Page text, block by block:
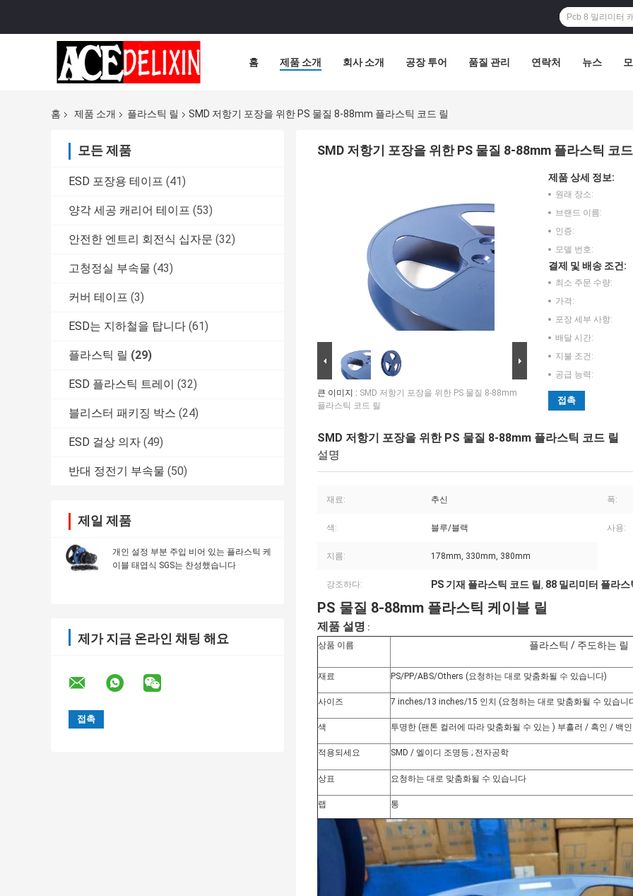
홈 제품 소개 회사 소개 공장 투어 품질 관리 연락처 뉴스
홈 제품 소개 플라스틱 릴 SMD 저항기 포장을 위한 PS 물질 8-88mm 플라스틱 코드 릴
모든 제품
ESD 포장용 테이프 (41)
양각 세공 캐리어 테이프 (53)
안전한 엔트리 회전식 십자문 (32)
고청정실 부속물 (43)
커버 테이프 (3)
ESD는 지하철을 탑니다 (61)
플라스틱 릴 (29)
ESD 플라스틱 트레이 (32)
블리스터 패키징 박스 (24)
ESD 걸상 의자 (49)
반대 정전기 부속물 (50)
제일 제품
개인 설정 부분 주입 비어 있는 플라스틱 케
이블 태엽식 SGS는 찬성했습니다
제가 지금 온라인 채팅 해요
SMD 저항기 포장을 위한 PS 물질 8-88mm 플라스틱 코
큰 이미지 : SMD 저항기 포장을 위한 PS 물질 8-88mm
플라스틱 코드 릴
제품 상세 정보:
원래 장소:
브랜드 이름:
인증:
모델 번호:
결제 및 배송 조건:
최소 주문 수량:
가격:
포장 세부 사항:
배달 시간:
지불 조건:
공급 능력:
접촉
SMD 저항기 포장을 위한 PS 물질 8-88mm 플라스틱 코드 릴
설명
재료: 추신 폭:
색: 블루/블랙 사용:
지름: 178mm, 330mm, 380mm
강조하다: PS 기재 플라스틱 코드 릴, 88 밀리미터 플라스
PS 물질 8-88mm 플라스틱 케이블 릴
제품 설명 :
상품 이름
플라스틱 / 주도하는 릴
재료 PS/PP/ABS/Others (요청하는 대로 맞춤화될 수 있습니다)
사이즈 7 inches/13 inches/15 인치 (요청하는 대로 맞춤화될 수 있습니
색 투명한 (팬톤 컬러에 따라 맞춤화될 수 있는 ) 부흘러 / 흑인 / 백
적용되세요 SMD / 엘이디 조명등 ; 전자공학
상표 요청하는 대로 맞춤화될 수 있습니다
랩 통